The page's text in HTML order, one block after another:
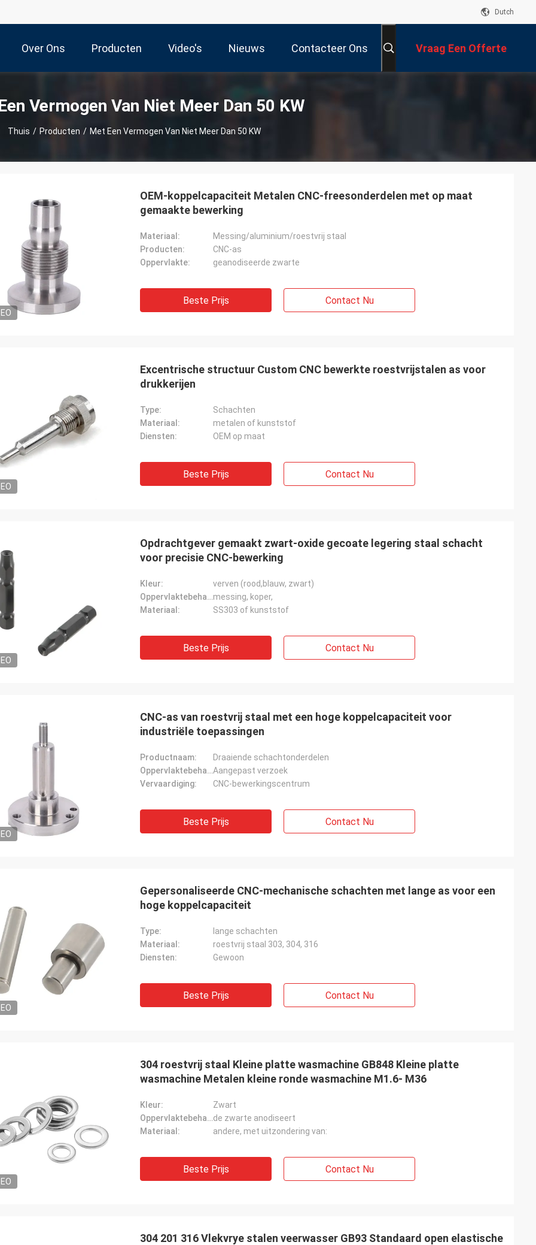
Dutch
Over Ons Producten Video's Nieuws Contacteer Ons Vraag Een Offerte
Vermogen Van Niet Meer Dan 50 KW
Thuis / Producten / Met Een Vermogen Van Niet Meer Dan 50 KW
bedanken voor de jongens die
en behulpzaam voor ons zijn.
Kamil.
Goede kwaliteit, concurrerende prijs en
OEM-koppelcapaciteit Metalen CNC-freesonderdelen met op maat
gemaakte bewerking
Materiaal:
Messing/aluminium/roestvrij staal
Producten:
CNC-as
Oppervlakte:
geanodiseerde zwarte
Beste Prijs Contact Nu
Excentrische structuur Custom CNC bewerkte roestvrijstalen as voor
drukkerijen
Type:
Schachten
Materiaal:
metalen of kunststof
Diensten:
OEM op maat
Beste Prijs Contact Nu
Opdrachtgever gemaakt zwart-oxide gecoate legering staal schacht
voor precisie CNC-bewerking
Kleur:
verven (rood,blauw, zwart)
Oppervlaktebehandeling:messing, koper,
Materiaal:
SS303 of kunststof
Beste Prijs Contact Nu
CNC-as van roestvrij staal met een hoge koppelcapaciteit voor
industriële toepassingen
Productnaam:
Draaiende schachtonderdelen
Oppervlaktebehandeling:Aangepast verzoek
Vervaardiging:
CNC-bewerkingscentrum
Beste Prijs Contact Nu
Gepersonaliseerde CNC-mechanische schachten met lange as voor een
hoge koppelcapaciteit
Type:
lange schachten
Materiaal:
roestvrij staal 303, 304, 316
Diensten:
Gewoon
Beste Prijs Contact Nu
304 roestvrij staal Kleine platte wasmachine GB848 Kleine platte
wasmachine Metalen kleine ronde wasmachine M1.6- M36
Kleur:
Zwart
Oppervlaktebehandeling:de zwarte anodiseert
Materiaal:
andere, met uitzondering van:
Beste Prijs Contact Nu
304 201 316 Vlekvrye stalen veerwasser GB93 Standaard open elastische